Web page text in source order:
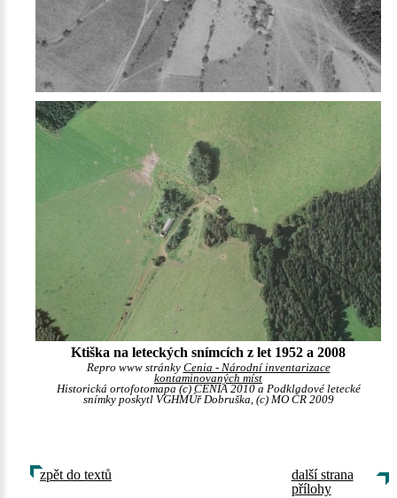
Ktiška na leteckých snímcích z let 1952 a 2008
Repro www stránky Cenia - Národní inventarizace
kontaminovaných míst
Historická ortofotomapa (c) CENIA 2010 a Podkladové letecké
snímky poskytl VGHMÚř Dobruška, (c) MO ČR 2009
zpět do textů
další strana
přílohy